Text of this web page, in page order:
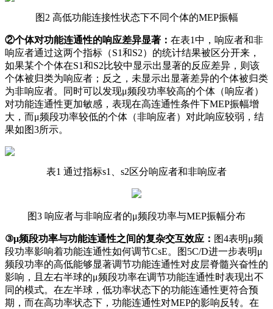
图2 高低功能连接性状态下不同个体的MEP振幅
②个体对功能连通性的响应差异显著： 在表1中，响应者和非
响应者通过这两个指标（S1和S2）的统计结果被区分开来，
如果某个个体在S1和S2比较中显示出显著的反应差异，则该
个体被归类为响应者；反之，未显示出显著差异的个体被归类
为非响应者。同时可以发现μ频段功率较高的个体（响应者）
对功能连通性更加敏感，表现在高连通性条件下MEP振幅增
大，而μ频段功率较低的个体（非响应者）对此响应较弱，结
果如图3所示。
表1 通过指标s1、s2区分响应者和非响应者
图3 响应者与非响应者的μ频段功率与MEP振幅分布
③μ频段功率与功能连通性之间的复杂交互效应： 图4表明μ频
段功率影响着功能连通性如何调节CsE。图5C/D进一步表明μ
频段功率的高低能够显著调节功能连通性对皮层脊髓兴奋性的
影响，且左右半球的μ频段功率在调节功能连通性时表现出不
同的模式。在左半球，低功率状态下的功能连通性更符合预
期，而在高功率状态下，功能连通性对MEP的影响反转。在